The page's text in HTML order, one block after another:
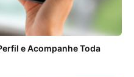
e Acompanhe Toda